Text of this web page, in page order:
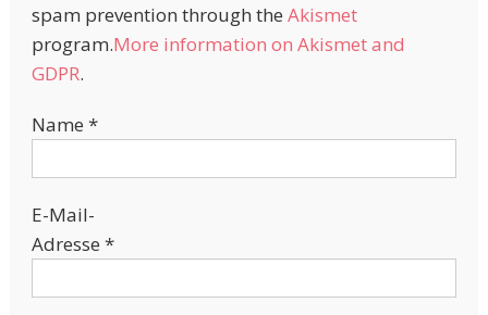
spam prevention through the Akismet
program.More information on Akismet and
GDPR.
Name *
E-Mail-
Adresse *